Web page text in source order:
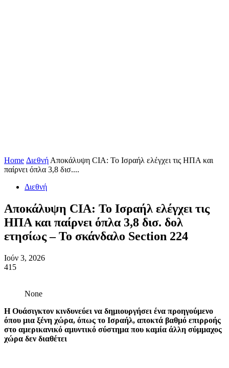
Home Διεθνή Αποκάλυψη CIA: Το Ισραήλ ελέγχει τις ΗΠΑ και
παίρνει όπλα 3,8 δισ....
Διεθνή
Αποκάλυψη CIA: Το Ισραήλ ελέγχει τις
ΗΠΑ και παίρνει όπλα 3,8 δισ. δολ
ετησίως – Το σκάνδαλο Section 224
Ιούν 3, 2026
415
None
H Ουάσιγκτον κινδυνεύει να δημιουργήσει ένα προηγούμενο
όπου μια ξένη χώρα, όπως το Ισραήλ, αποκτά βαθμό επιρροής
στο αμερικανικό αμυντικό σύστημα που καμία άλλη σύμμαχος
χώρα δεν διαθέτει